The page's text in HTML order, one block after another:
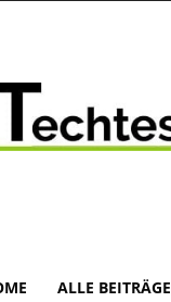
ALLE BEITRÄGE